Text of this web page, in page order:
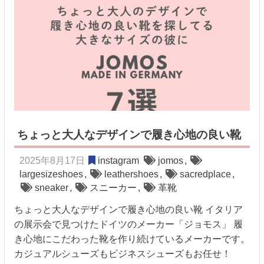
ちょっと大人なデザインで履き心地の良い靴
2025年8月17日 instagram jomos,
largesizeshoes, leathershoes, sacredplace,
sneaker, スニーカー , 革靴
ちょっと大人なデザインで履き心地の良い靴 イタリア
の展示会で見つけたドイツのメーカー「ジョモス」 履
き心地にこだわった靴を作り続けているメーカーです。
カジュアルシューズもビジネスシューズもお任せ！